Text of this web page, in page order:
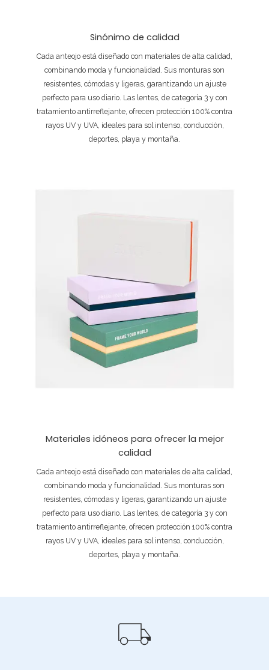
Sinónimo de calidad
Cada anteojo está diseñado con materiales de alta calidad,
combinando moda y funcionalidad. Sus monturas son
resistentes, cómodas y ligeras, garantizando un ajuste
perfecto para uso diario. Las lentes, de categoría 3 y con
tratamiento antirreflejante, ofrecen protección 100% contra
rayos UV y UVA, ideales para sol intenso, conducción,
deportes, playa y montaña.
Materiales idóneos para ofrecer la mejor
calidad
Cada anteojo está diseñado con materiales de alta calidad,
combinando moda y funcionalidad. Sus monturas son
resistentes, cómodas y ligeras, garantizando un ajuste
perfecto para uso diario. Las lentes, de categoría 3 y con
tratamiento antirreflejante, ofrecen protección 100% contra
rayos UV y UVA, ideales para sol intenso, conducción,
deportes, playa y montaña.